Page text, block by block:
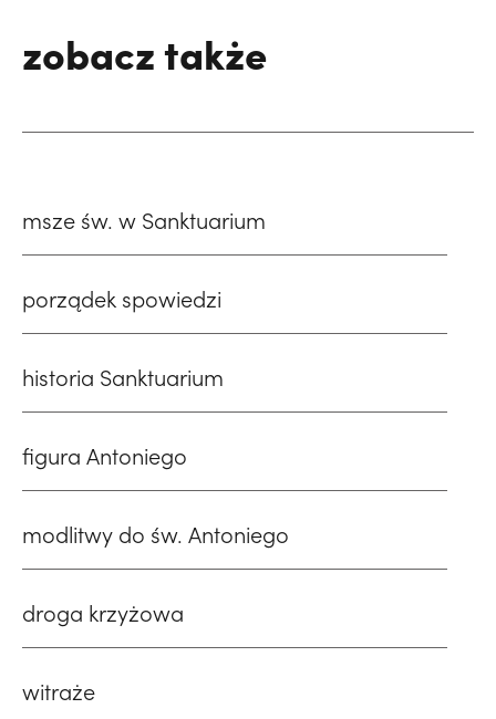
zobacz także
msze św. w Sanktuarium
porządek spowiedzi
historia Sanktuarium
figura Antoniego
modlitwy do św. Antoniego
droga krzyżowa
witraże